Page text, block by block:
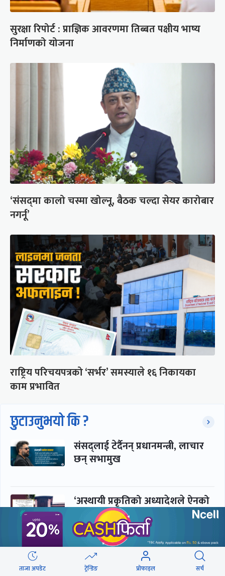
सुरक्षा रिपोर्ट : प्राज्ञिक आवरणमा तिब्बत पक्षीय भाष्य
निर्माणको योजना
‘संसद्‍मा कालो चस्मा खोल्नू, बैठक चल्दा सेयर कारोबार
नगर्नू’
राष्ट्रिय परिचयपत्रको ‘सर्भर’ समस्याले १६ निकायका
काम प्रभावित
छुटाउनुभयो कि ?
संसद्लाई टेर्दैनन् प्रधानमन्त्री, लाचार
छन् सभामुख
‘अस्थायी प्रकृतिको अध्यादेशले ऐनको
व्यवस्था विस्थापित गर्न सक्दैन’
सरकार-प्रसाईं लुकामारी : छिनमै
पक्राउ, तुरुन्तै रिहा
ताजा अपडेट ट्रेन्डिङ प्रोफाइल सर्च